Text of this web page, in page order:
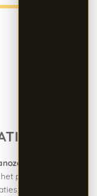
primaire
verpakking,